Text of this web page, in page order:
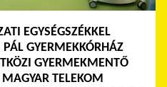
EGYSÉGSZÉKKEL
GYERMEKKÓRHÁZ
GYERMEKMENTŐ
TELEKOM